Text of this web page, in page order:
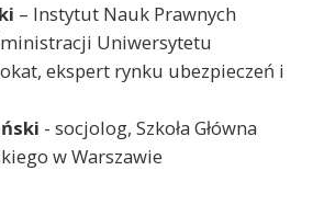
– Instytut Nauk Prawnych
Uniwersytetu
ekspert rynku ubezpieczeń i
- socjolog, Szkoła Główna
w Warszawie